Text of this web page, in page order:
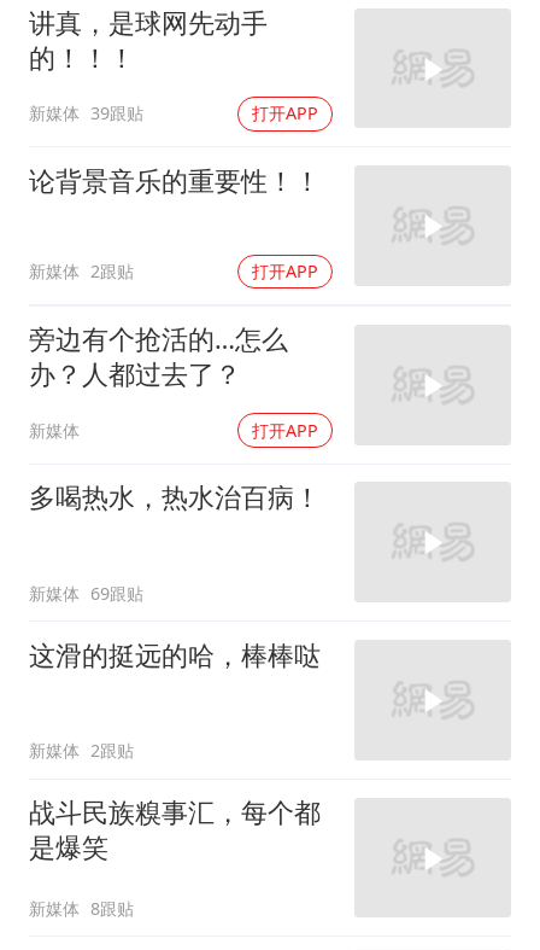
中国经济展现强大韧性和活力
讲真，是球网先动手
的！！！
新媒体 39跟贴 打开APP
论背景音乐的重要性！！
新媒体 2跟贴 打开APP
旁边有个抢活的…怎么
办？人都过去了？
新媒体 打开APP
多喝热水，热水治百病！
新媒体 69跟贴
这滑的挺远的哈，棒棒哒
新媒体 2跟贴
战斗民族糗事汇，每个都
是爆笑
新媒体 8跟贴